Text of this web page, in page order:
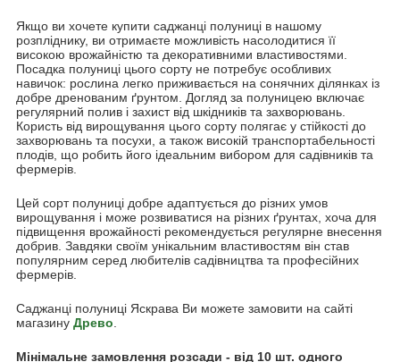
Якщо ви хочете купити саджанці полуниці в нашому
розпліднику, ви отримаєте можливість насолодитися її
високою врожайністю та декоративними властивостями.
Посадка полуниці цього сорту не потребує особливих
навичок: рослина легко приживається на сонячних ділянках із
добре дренованим ґрунтом. Догляд за полуницею включає
регулярний полив і захист від шкідників та захворювань.
Користь від вирощування цього сорту полягає у стійкості до
захворювань та посухи, а також високій транспортабельності
плодів, що робить його ідеальним вибором для садівників та
фермерів.
Цей сорт полуниці добре адаптується до різних умов
вирощування і може розвиватися на різних ґрунтах, хоча для
підвищення врожайності рекомендується регулярне внесення
добрив. Завдяки своїм унікальним властивостям він став
популярним серед любителів садівництва та професійних
фермерів.
Саджанці полуниці Яскрава Ви можете замовити на сайті
магазину Древо
Мінімальне замовлення розсади - від 10 шт. одного